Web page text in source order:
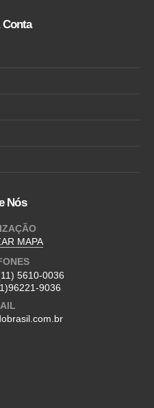
Conta
Nós
MAPA
5610-0036
9036